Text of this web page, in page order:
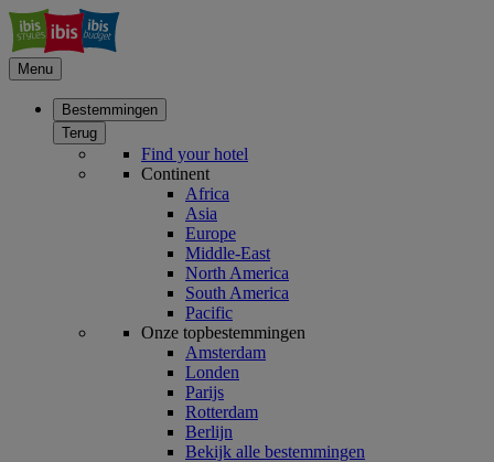
Menu
Bestemmingen
Terug
Find your hotel
Continent
Africa
Asia
Europe
Middle-East
North America
South America
Pacific
Onze topbestemmingen
Amsterdam
Londen
Parijs
Rotterdam
Berlijn
Bekijk alle bestemmingen